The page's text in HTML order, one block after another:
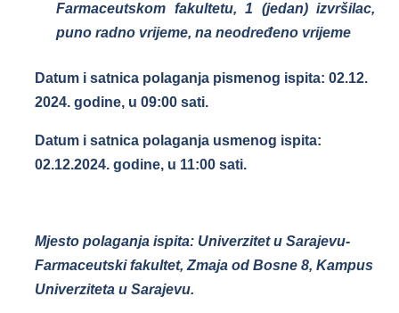
Farmaceutskom fakultetu, 1 (jedan) izvršilac,
puno radno vrijeme, na neodređeno vrijeme
Datum i satnica polaganja pismenog ispita: 02.12.
2024. godine, u 09:00 sati.
Datum i satnica polaganja usmenog ispita:
02.12.2024. godine, u 11:00 sati.
Mjesto polaganja ispita: Univerzitet u Sarajevu-
Farmaceutski fakultet, Zmaja od Bosne 8, Kampus
Univerziteta u Sarajevu.